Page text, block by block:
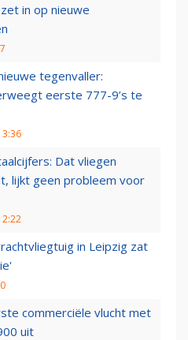
in op nieuwe
tegenvaller:
eerste 777-9’s te
Dat vliegen
lijkt geen probleem voor
in Leipzig zat
commerciële vlucht met
uit